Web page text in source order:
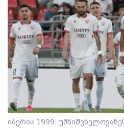
იბერია 1999: